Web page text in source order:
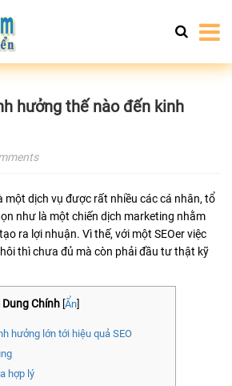
hưởng thế nào đến kinh
một dịch vụ được rất nhiều các cá nhân, tổ
như là một chiến dịch marketing nhằm
ra lợi nhuận. Vì thế, với một SEOer việc
thì chưa đủ mà còn phải đầu tư thật kỹ
Dung Chính Ẩn]
hưởng lớn tới hiệu quả SEO
hợp lý